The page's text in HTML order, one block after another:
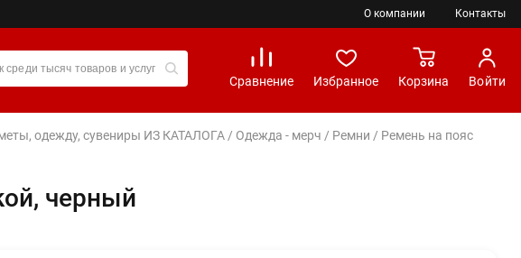
О компании Контакты
Сравнение Избранное Корзина Войти
одежду, сувениры ИЗ КАТАЛОГА / Одежда - мерч / Ремни / Ремень на пояс
черный